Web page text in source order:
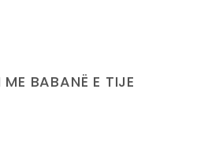
BABANË E TIJE